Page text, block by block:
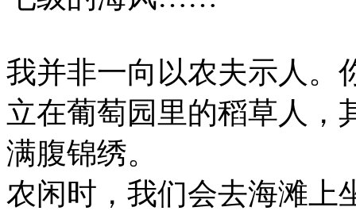
我并非一向以农夫示人。
立在葡萄园里的稻草人，
满腹锦绣。
农闲时，我们会去海滩上